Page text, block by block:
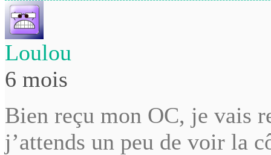
Loulou
6 mois
Bien reçu mon OC, je vais
j’attends un peu de voir la